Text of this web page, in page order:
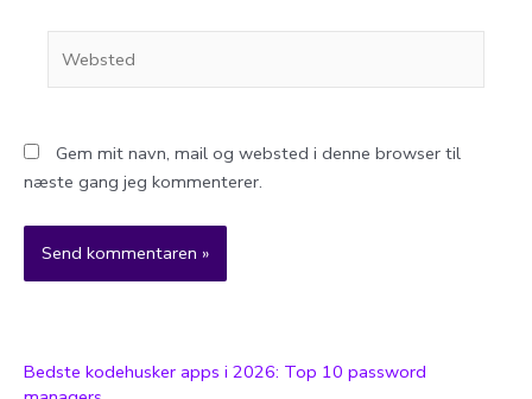
Gem mit navn, mail og websted i denne browser til
næste gang jeg kommenterer.
Bedste kodehusker apps i 2026: Top 10 password